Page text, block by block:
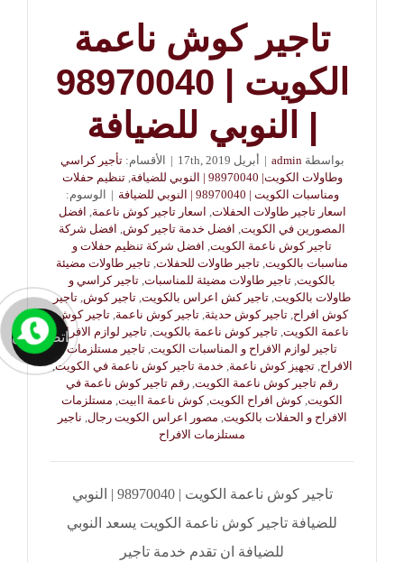
تاجير كوش ناعمة
الكويت | 98970040
| النوبي للضيافة
بواسطةadmin
| أبريل 17th, 2019 | الأقسام:تأجير كراسي
وطاولات الكويت| 98970040 | النوبي للضيافة
,تنظيم حفلات
ومناسبات الكويت | 98970040 | النوبي للضيافة
|
الوسوم:
اسعار تاجير طاولات الحفلات, اسعار تاجير كوش ناعمة, افضل
المصورين في الكويت, افضل خدمة تاجير كوش, افضل شركة
تاجير كوش ناعمة الكويت, افضل شركة تنظيم حفلات و
مناسبات بالكويت, تاجير طاولات للحفلات, تاجير طاولات مضيئة
بالكويت, تاجير طاولات مضيئة للمناسبات, تاجير كراسي و
طاولات بالكويت, تاجير كش اعراس بالكويت, تاجير كوش, تاجير
كوش افراح,تاجير كوش حديثة,تاجير كوش ناعمة,تاجير كوش
ناعمة الكويت,تاجير كوش ناعمة بالكويت,تاجير لوازم الافراح ,
تاجير لوازم الافراح و المناسبات الكويت, تاجير مستلزمات
الافراح,تجهيز كوش ناعمة, خدمة تاجير كوش ناعمة في الكويت,
رقم تاجير كوش ناعمة الكويت, رقم تاجير كوش ناعمة في
الكويت,كوش افراح الكويت,كوش ناعمة اابيت, مستلزمات
الافراح و الحفلات بالكويت, مصور اعراس الكويت رجال, ناجير
مستلزمات الافراح
تاجير كوش ناعمة الكويت | 98970040 | النوبي
للضيافة تاجير كوش ناعمة الكويت يسعد النوبي
للضيافة ان تقدم خدمة تاجير
اتصل الان